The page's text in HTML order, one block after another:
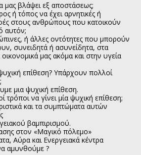
μας βλάψει εξ αποστάσεως;
ή τόπος να έχει αρνητικές ή
στους ανθρώπους που κατοικούν
αυτόν;
ή άλλες οντότητες που μπορούν
συνειδητά ή ασυνείδητα, στα
μας ακόμα και στην υγεία
επίθεση? Υπάρχουν πολλοί
μια ψυχική επίθεση.
να γίνει μία ψυχική επίθεση;
και τα συμπτώματα αυτών
βαμπιρισμού.
στον «Μαγικό πόλεμο»
Αύρα και Ενεργειακά κέντρα
αμυνθούμε ?